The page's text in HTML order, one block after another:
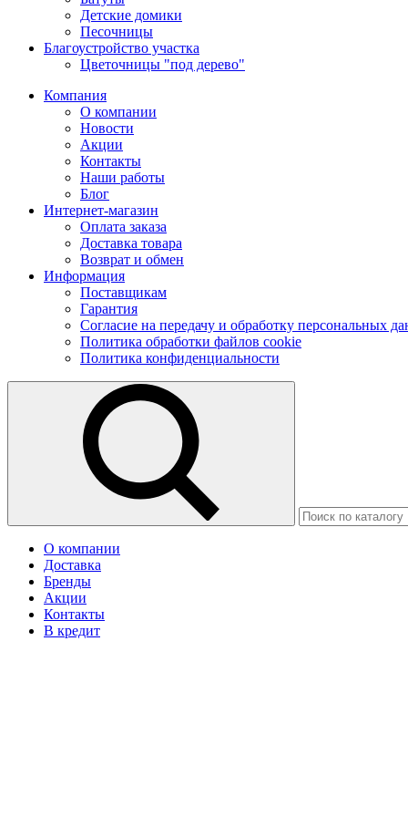
Детские домики
Песочницы
Благоустройство участка
Цветочницы "под дерево"
Компания
О компании
Новости
Акции
Контакты
Наши работы
Блог
Интернет-магазин
Оплата заказа
Доставка товара
Возврат и обмен
Информация
Поставщикам
Гарантия
Согласие на передачу и обработку персональных
Политика обработки файлов cookie
Политика конфиденциальности
О компании
Доставка
Бренды
Акции
Контакты
В кредит